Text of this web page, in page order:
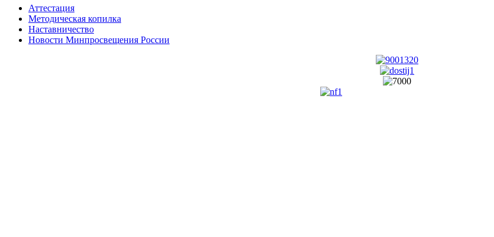
Аттестация
Методическая копилка
Наставничество
Новости Минпросвещения России